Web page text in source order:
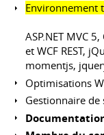
Environnement
ASP.NET MVC
et WCF REST,
momentjs,
Optimisations
Gestionnaire de